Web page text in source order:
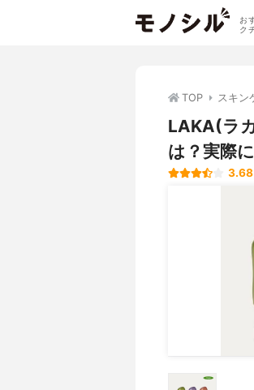
お
ク
TOP スキン
LAKA(ラ
は？実際
3.68